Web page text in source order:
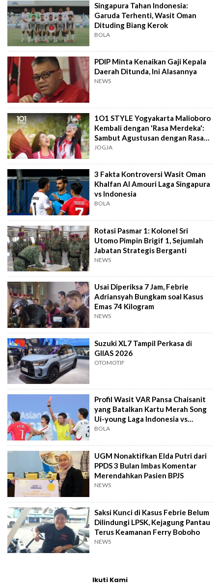
Singapura Tahan Indonesia:
Garuda Terhenti, Wasit Oman
Dituding Biang Kerok
BOLA
PDIP Minta Kenaikan Gaji Kepala
Daerah Ditunda, Ini Alasannya
NEWS
1O1 STYLE Yogyakarta Malioboro
Kembali dengan 'Rasa Merdeka':
Sambut Agustusan dengan Rasa
dan Tawa
JOGJA
3 Fakta Kontroversi Wasit Oman
Khalfan Al Amouri Laga Singapura
vs Indonesia
BOLA
Rotasi Pasmar 1: Kolonel Sri
Utomo Pimpin Brigif 1, Sejumlah
Jabatan Strategis Berganti
NEWS
Usai Diperiksa 7 Jam, Febrie
Adriansyah Bungkam soal Kasus
Emas 74 Kilogram
NEWS
Suzuki XL7 Tampil Perkasa di
GIIAS 2026
OTOMOTIF
Profil Wasit VAR Pansa Chaisanit
yang Batalkan Kartu Merah Song
Ui-young Laga Indonesia vs
Singapura
BOLA
UGM Nonaktifkan Elda Putri dari
PPDS 3 Bulan Imbas Komentar
Merendahkan Pasien BPJS
NEWS
Saksi Kunci di Kasus Febrie Belum
Dilindungi LPSK, Kejagung Pantau
Terus Keamanan Ferry Boboho
NEWS
Ikuti Kami